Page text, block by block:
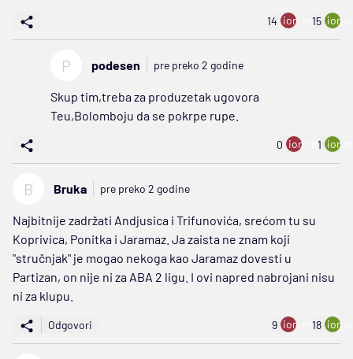
14 ion:minus
15
P podesen pre preko 2 godine
Skup tim,treba za produzetak ugovora
Teu,Bolomboju da se pokrpe rupe.
0 ion:minus
1
B Bruka pre preko 2 godine
Najbitnije zadržati Andjusica i Trifunovića, srećom tu su
Koprivica, Ponitka i Jaramaz. Ja zaista ne znam koji
"stručnjak" je mogao nekoga kao Jaramaz dovesti u
Partizan, on nije ni za ABA 2 ligu. I ovi napred nabrojani nisu
ni za klupu.
Odgovori 9 ion:minus
18